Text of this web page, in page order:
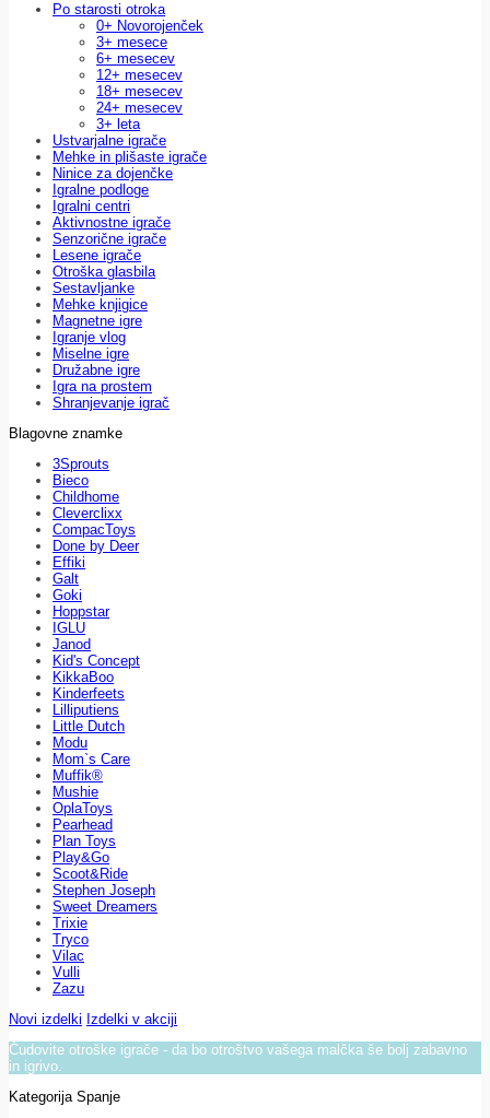
Po starosti otroka
0+ Novorojenček
3+ mesece
6+ mesecev
12+ mesecev
18+ mesecev
24+ mesecev
3+ leta
Ustvarjalne igrače
Mehke in plišaste igrače
Ninice za dojenčke
Igralne podloge
Igralni centri
Aktivnostne igrače
Senzorične igrače
Lesene igrače
Otroška glasbila
Sestavljanke
Mehke knjigice
Magnetne igre
Igranje vlog
Miselne igre
Družabne igre
Igra na prostem
Shranjevanje igrač
Blagovne znamke
3Sprouts
Bieco
Childhome
Cleverclixx
CompacToys
Done by Deer
Effiki
Galt
Goki
Hoppstar
IGLU
Janod
Kid's Concept
KikkaBoo
Kinderfeets
Lilliputiens
Little Dutch
Modu
Mom`s Care
Muffik®
Mushie
OplaToys
Pearhead
Plan Toys
Play&Go
Scoot&Ride
Stephen Joseph
Sweet Dreamers
Trixie
Tryco
Vilac
Vulli
Zazu
Novi izdelki Izdelki v akciji
Čudovite otroške igrače - da bo otroštvo vašega malčka še bolj zabavno
in igrivo.
Kategorija Spanje